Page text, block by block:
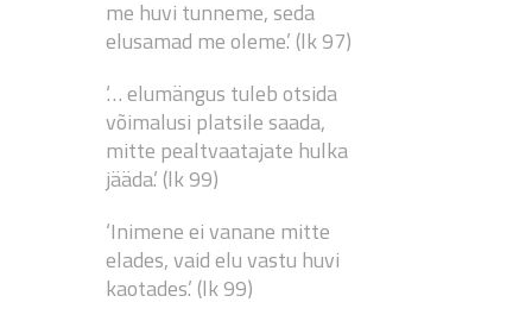
me huvi tunneme, seda
elusamad me oleme.’ (lk 97)
‘… elumängus tuleb otsida
võimalusi platsile saada,
mitte pealtvaatajate hulka
jääda.’ (lk 99)
‘Inimene ei vanane mitte
elades, vaid elu vastu huvi
kaotades.’ (lk 99)